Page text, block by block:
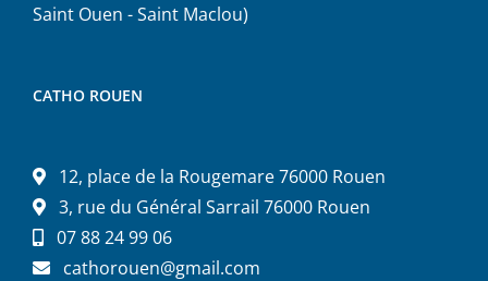
Saint Ouen - Saint Maclou)
CATHO ROUEN
12, place de la Rougemare 76000 Rouen
3, rue du Général Sarrail 76000 Rouen
07 88 24 99 06
cathorouen@gmail.com